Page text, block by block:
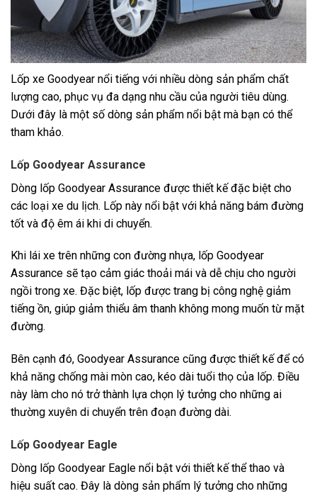
Lốp xe Goodyear nổi tiếng với nhiều dòng sản phẩm chất
lượng cao, phục vụ đa dạng nhu cầu của người tiêu dùng.
Dưới đây là một số dòng sản phẩm nổi bật mà bạn có thể
tham khảo.
Lốp Goodyear Assurance
Dòng lốp Goodyear Assurance được thiết kế đặc biệt cho
các loại xe du lịch. Lốp này nổi bật với khả năng bám đường
tốt và độ êm ái khi di chuyển.
Khi lái xe trên những con đường nhựa, lốp Goodyear
Assurance sẽ tạo cảm giác thoải mái và dễ chịu cho người
ngồi trong xe. Đặc biệt, lốp được trang bị công nghệ giảm
tiếng ồn, giúp giảm thiểu âm thanh không mong muốn từ mặt
đường.
Bên cạnh đó, Goodyear Assurance cũng được thiết kế để có
khả năng chống mài mòn cao, kéo dài tuổi thọ của lốp. Điều
này làm cho nó trở thành lựa chọn lý tưởng cho những ai
thường xuyên di chuyển trên đoạn đường dài.
Lốp Goodyear Eagle
Dòng lốp Goodyear Eagle nổi bật với thiết kế thể thao và
hiệu suất cao. Đây là dòng sản phẩm lý tưởng cho những